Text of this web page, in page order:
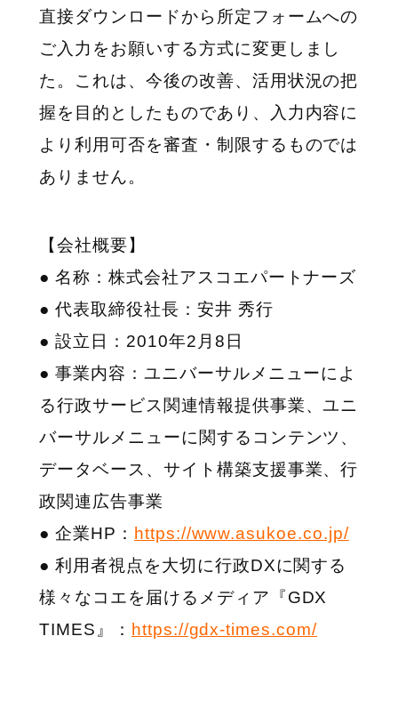
直接ダウンロードから所定フォームへの
ご入力をお願いする方式に変更しまし
た。これは、今後の改善、活用状況の把
握を目的としたものであり、入力内容に
より利用可否を審査・制限するものでは
ありません。
【会社概要】
● 名称：株式会社アスコエパートナーズ
● 代表取締役社長：安井 秀行
● 設立日：2010年2月8日
● 事業内容：ユニバーサルメニューによ
る行政サービス関連情報提供事業、ユニ
バーサルメニューに関するコンテンツ、
データベース、サイト構築支援事業、行
政関連広告事業
● 企業HP： https://www.asukoe.co.jp/
● 利用者視点を大切に行政DXに関する
様々なコエを届けるメディア『GDX
TIMES』： https://gdx-times.com/